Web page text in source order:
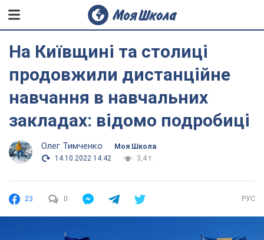
На Київщині та столиці
продовжили дистанційне
навчання в навчальних
закладах: відомо подробиці
Олег Тимченко
Моя Школа
14.10.2022 14:42
3,4 т.
23 0 РУС